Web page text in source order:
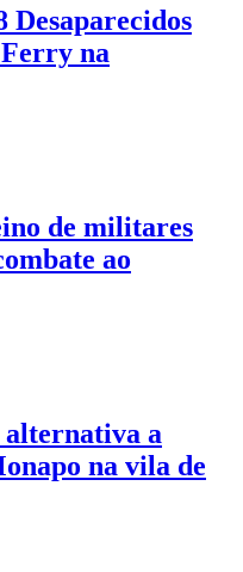
Desaparecidos
na
de militares
ao
alternativa a
na vila de